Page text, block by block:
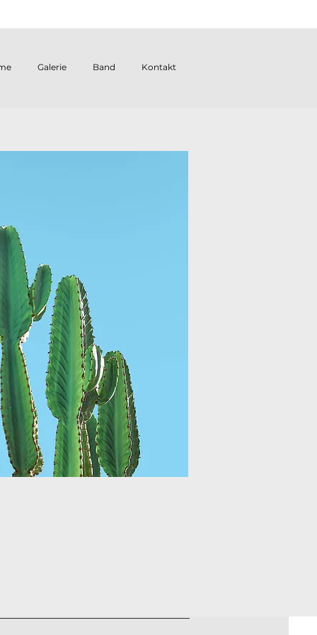
Galerie Band Kontakt